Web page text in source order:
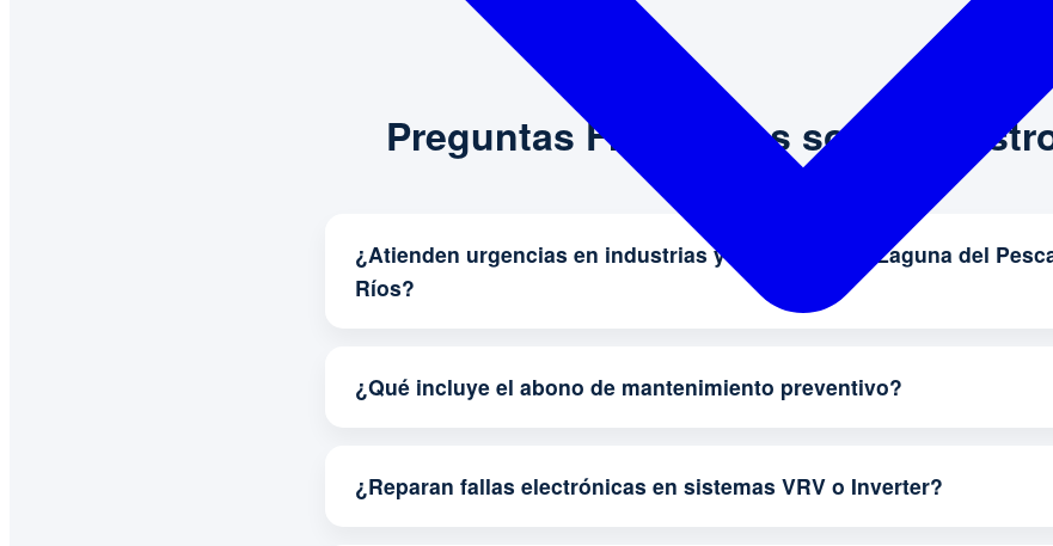
Preguntas Frecuentes sobre
¿Atienden urgencias en industrias y comercios en Laguna del
Ríos?
¿Qué incluye el abono de mantenimiento preventivo?
¿Reparan fallas electrónicas en sistemas VRV o Inverter?